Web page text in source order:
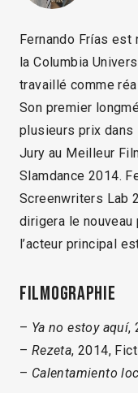
Fernando Frías est
la Columbia
travaillé comme
Son premier
plusieurs prix
Jury au Meilleur
Slamdance 2014.
Screenwriters Lab
dirigera le nouveau
l’acteur principal
Filmographie
– Ya no estoy aquí,
– Rezeta, 2014,
– Calentamiento